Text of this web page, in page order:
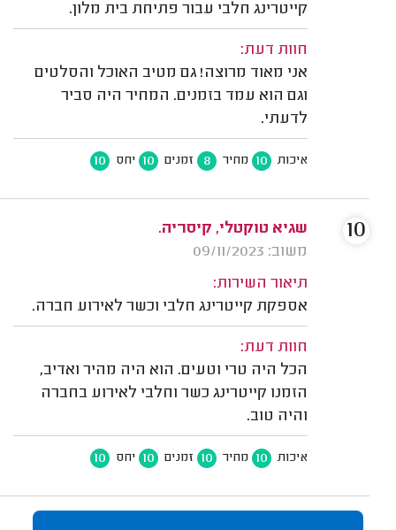
קייטרינג חלבי עבור פתיחת בית מלון.
חוות דעת:
אני מאוד מרוצה! גם מטיב האוכל והסלטים
וגם הוא עמד בזמנים. המחיר היה סביר
לדעתי.
איכות 10 מחיר 8 זמנים 10 יחס 10
שגיא טוקטלי, קיסריה.
משוב: 09/11/2023
תיאור השירות:
אספקת קייטרינג חלבי וכשר לאירוע חברה.
חוות דעת:
הכל היה טרי וטעים. הוא היה מהיר ואדיב,
הזמנו קייטרינג כשר וחלבי לאירוע בחברה
והיה טוב.
איכות 10 מחיר 10 זמנים 10 יחס 10
10